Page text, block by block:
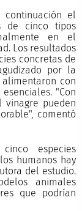
el
de cinco tipos
en el
Los resultados
concretas de
por la
con
"Con
vinagre pueden
comentó
especies
humanos hay
del estudio.
animales
que podrían